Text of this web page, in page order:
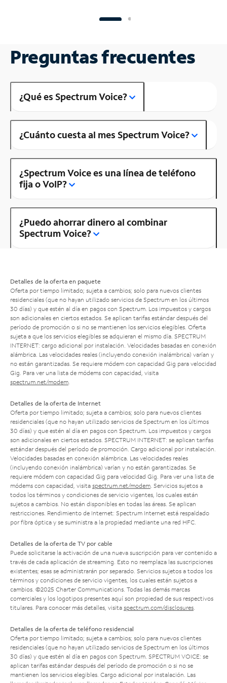
Preguntas frecuentes
¿Qué es Spectrum Voice?
¿Cuánto cuesta al mes Spectrum Voice?
¿Spectrum Voice es una línea de teléfono
fija o VoIP?
¿Puedo ahorrar dinero al combinar
Spectrum Voice?
Detalles de la oferta en paquete
Oferta por tiempo limitado; sujeta a cambios; solo para nuevos clientes
residenciales (que no hayan utilizado servicios de Spectrum en los últimos
30 días) y que estén al día en pagos con Spectrum. Los impuestos y cargos
son adicionales en ciertos estados. Se aplican tarifas estándar después del
período de promoción o si no se mantienen los servicios elegibles. Oferta
sujeta a que los servicios elegibles se adquieran el mismo día. SPECTRUM
INTERNET: cargo adicional por instalación. Velocidades basadas en conexión
alámbrica. Las velocidades reales (incluyendo conexión inalámbrica) varían y
no están garantizadas. Se requiere módem con capacidad Gig para velocidad
Gig. Para ver una lista de módems con capacidad, visita
spectrum.net/modem
Detalles de la oferta de Internet
Oferta por tiempo limitado; sujeta a cambios; solo para nuevos clientes
residenciales (que no hayan utilizado servicios de Spectrum en los últimos
30 días) y que estén al día en pagos con Spectrum. Los impuestos y cargos
son adicionales en ciertos estados. SPECTRUM INTERNET: se aplican tarifas
estándar después del período de promoción. Cargo adicional por instalación.
Velocidades basadas en conexión alámbrica. Las velocidades reales
(incluyendo conexión inalámbrica) varían y no están garantizadas. Se
requiere módem con capacidad Gig para velocidad Gig. Para ver una lista de
módems con capacidad, visita spectrum.net/modem . Servicios sujetos a
todos los términos y condiciones de servicio vigentes, los cuales están
sujetos a cambios. No están disponibles en todas las áreas. Se aplican
restricciones. Rendimiento de Internet: Spectrum Internet está respaldado
por fibra óptica y se suministra a la propiedad mediante una red HFC.
Detalles de la oferta de TV por cable
Puede solicitarse la activación de una nueva suscripción para ver contenido a
través de cada aplicación de streaming. Esto no reemplaza las suscripciones
existentes; esas se administrarán por separado. Servicios sujetos a todos los
términos y condiciones de servicio vigentes, los cuales están sujetos a
cambios. ©2025 Charter Communications. Todas las demás marcas
comerciales y los logotipos presentes aquí son propiedad de sus respectivos
titulares. Para conocer más detalles, visita spectrum.com/disclosures
Detalles de la oferta de teléfono residencial
Oferta por tiempo limitado; sujeta a cambios; solo para nuevos clientes
residenciales (que no hayan utilizado servicios de Spectrum en los últimos
30 días) y que estén al día en pagos con Spectrum. SPECTRUM VOICE: se
aplican tarifas estándar después del período de promoción o si no se
mantienen los servicios elegibles. Cargo adicional por instalación. Las